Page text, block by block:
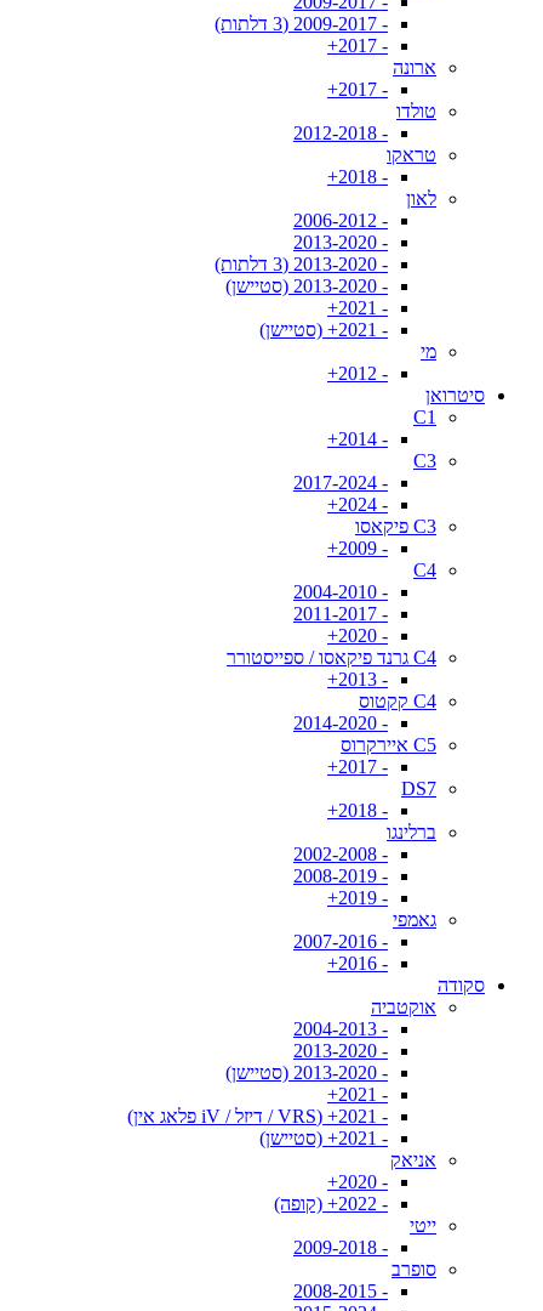
- 2009-2017 (3 דלתות)
- 2017+
ארונה
- 2017+
טולדו
- 2012-2018
טראקו
- 2018+
לאון
- 2006-2012
- 2013-2020
- 2013-2020 (3 דלתות)
- 2013-2020 (סטיישן)
- 2021+
- 2021+ (סטיישן)
מי
- 2012+
סיטרואן
C1
- 2014+
C3
- 2017-2024
- 2024+
C3 פיקאסו
- 2009+
C4
- 2004-2010
- 2011-2017
- 2020+
C4 גרנד פיקאסו / ספייסטורר
- 2013+
C4 קקטוס
- 2014-2020
C5 איירקרוס
- 2017+
DS7
- 2018+
ברלינגו
- 2002-2008
- 2008-2019
- 2019+
גאמפי
- 2007-2016
- 2016+
סקודה
אוקטביה
- 2004-2013
- 2013-2020
- 2013-2020 (סטיישן)
- 2021+
- 2021+ (VRS / דיזל / iV פלאג אין)
- 2021+ (סטיישן)
אניאק
- 2020+
- 2022+ (קופה)
ייטי
- 2009-2018
סופרב
- 2008-2015